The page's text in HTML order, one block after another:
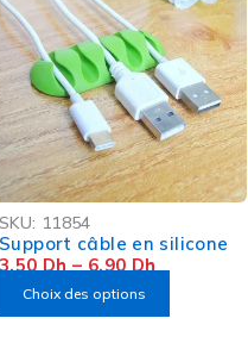
OFFRE FLASH
SKU: 11854
Support câble en silicone
3,50Dh–6,90Dh
Choix des options